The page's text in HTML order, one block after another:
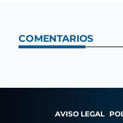
COMENTARIOS
AVISO LEGAL